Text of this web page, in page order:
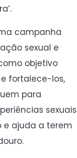
campanha
sexual e
objetivo
fortalece-los,
para
sexuais
e ajuda a terem